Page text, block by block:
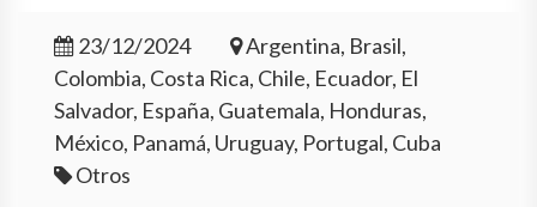
23/12/2024
Argentina, Brasil,
Colombia, Costa Rica, Chile, Ecuador, El
Salvador, España, Guatemala, Honduras,
México, Panamá, Uruguay, Portugal, Cuba
Otros